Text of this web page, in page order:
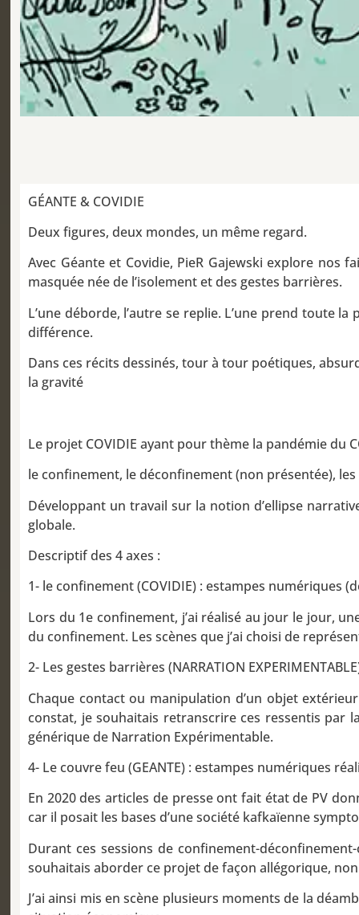
GÉANTE & COVIDIE
Deux figures, deux mondes, un même regard.
Avec Géante et Covidie, PieR Gajewski explore nos
masquée née de l’isolement et des gestes barrières.
L’une déborde, l’autre se replie. L’une prend toute
différence.
Dans ces récits dessinés, tour à tour poétiques,
la gravité
Le projet COVIDIE ayant pour thème la pandémie du
le confinement, le déconfinement (non présentée),
Développant un travail sur la notion d’ellipse
globale.
Descriptif des 4 axes :
1- le confinement (COVIDIE) : estampes numériques
Lors du 1e confinement, j’ai réalisé au jour le jour,
du confinement. Les scènes que j’ai choisi de
2- Les gestes barrières (NARRATION
Chaque contact ou manipulation d’un objet
constat, je souhaitais retranscrire ces ressentis par
générique de Narration Expérimentable.
4- Le couvre feu (GEANTE) : estampes numériques
En 2020 des articles de presse ont fait état de PV
car il posait les bases d’une société kafkaïenne
Durant ces sessions de confinement-
souhaitais aborder ce projet de façon allégorique,
J’ai ainsi mis en scène plusieurs moments de la